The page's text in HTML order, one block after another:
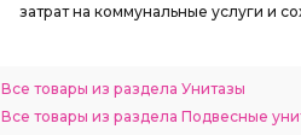
затрат на коммунальные услуги и
Все товары из раздела Унитазы
Все товары из раздела Подвесные